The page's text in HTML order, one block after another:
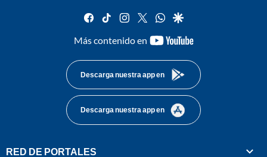
facebook
tiktok instagram
twitterwhatsapp
google
Más contenido en
youtube-
Descarga nuestra app en
Descarga nuestra app en
RED DE PORTALES